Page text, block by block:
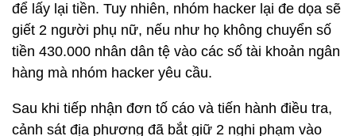
để lấy lại tiền. Tuy nhiên, nhóm hacker lại đe dọa sẽ
giết 2 người phụ nữ, nếu như họ không chuyển số
tiền 430.000 nhân dân tệ vào các số tài khoản ngân
hàng mà nhóm hacker yêu cầu.
Sau khi tiếp nhận đơn tố cáo và tiến hành điều tra,
cảnh sát địa phương đã bắt giữ 2 nghi phạm vào